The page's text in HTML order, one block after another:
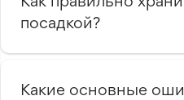
посадкой?
Какие основные